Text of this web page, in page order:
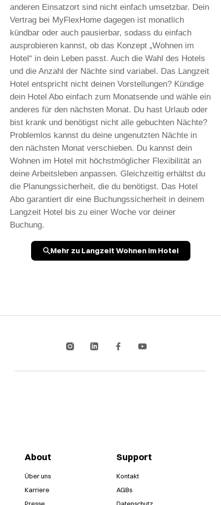
anderen Einsatzort sind nicht einfach umsetzbar. Dein
Vertrag bei MyFlexHome dagegen ist monatlich
kündbar oder auch pausierbar, sodass du einfach
ausprobieren kannst, ob das Konzept „Wohnen im
Hotel“ in dein Leben passt. Auch die Wahl des Hotels
und die Anzahl der Nächte sind variabel. Das Langzeit
Hotel entspricht nicht deinen Vorstellungen? Kündige
dein Hotel Abo einfach zum Monatsende und wähle ein
anderes für den nächsten Monat. Du hast Urlaub oder
bist krank und benötigst nicht alle gebuchten Nächte?
Problemlos kannst du deine ungenutzten Nächte in
den nächsten Monat verschieben. Du kannst dein
Wohnen im Hotel mit höchstmöglicher Flexibilität an
deine Arbeitsleben anpassen. Gleichzeitig erhältst du
die Planungssicherheit, die du benötigst. Das Hotel
Abo garantiert dir eine Buchungssicherheit in deinem
Langzeit Hotel bis zu einer Woche vor deiner
Buchung.
Mehr zu Langzeit Wohnen im Hotel
About
Über uns
Karriere
Presse
Support
Kontakt
AGBs
Datenschutz